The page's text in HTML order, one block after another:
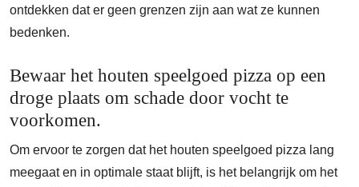
ontdekken dat er geen grenzen zijn aan wat ze kunnen
bedenken.
Bewaar het houten speelgoed pizza op een
droge plaats om schade door vocht te
voorkomen.
Om ervoor te zorgen dat het houten speelgoed pizza lang
meegaat en in optimale staat blijft, is het belangrijk om het